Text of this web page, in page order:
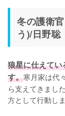
冬の護衛
う)/日野聡
狼星に仕えて
す。寒月家は代
ら支えてきまし
方として行動しま